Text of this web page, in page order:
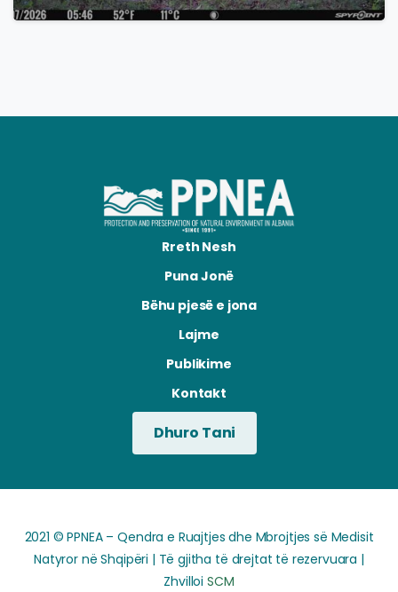
Rreth Nesh
Puna Jonë
Bëhu pjesë e jona
Lajme
Publikime
Kontakt
Dhuro Tani
2021 © PPNEA – Qendra e Ruajtjes dhe Mbrojtjes së Medisit
Natyror në Shqipëri | Të gjitha të drejtat të rezervuara |
ZhvilloiSCM